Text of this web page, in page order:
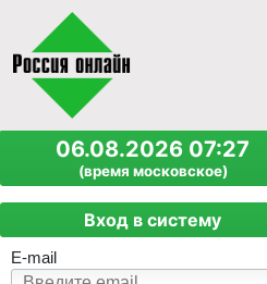
06.08.2026 07:27
(время московское)
Вход в систему
E-mail